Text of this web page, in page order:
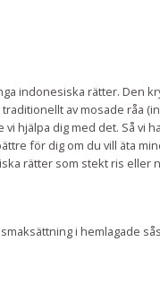
indonesiska rätter. Den
av mosade råa
hjälpa dig med det. Så vi
för dig om du vill äta
rätter som stekt ris eller
i hemlagade